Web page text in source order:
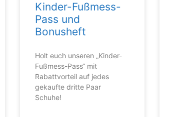
Kinder-Fußmess-
Pass und
Bonusheft
Holt euch unseren „Kinder-
Fußmess-Pass“ mit
Rabattvorteil auf jedes
gekaufte dritte Paar
Schuhe!